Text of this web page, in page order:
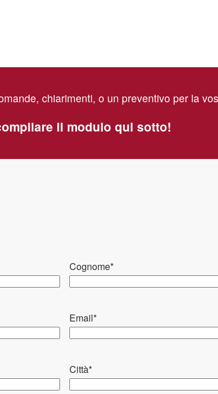
chiarimenti, o un preventivo per la
il modulo qui sotto!
Cognome*
Email*
Città*